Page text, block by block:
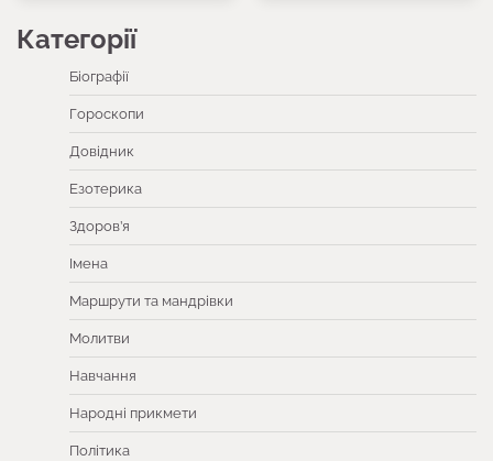
Категорії
Біографії
Гороскопи
Довідник
Езотерика
Здоров’я
Імена
Маршрути та мандрівки
Молитви
Навчання
Народні прикмети
Політика